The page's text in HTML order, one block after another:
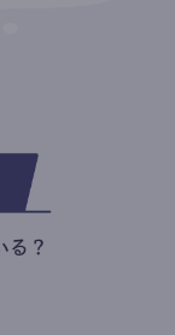
る？